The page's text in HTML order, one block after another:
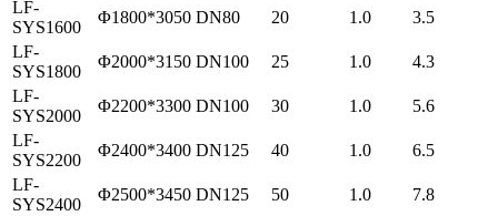
LF-
SYS1600
Φ1800*3050 DN80 20 1.0
3.5
LF-
SYS1800
Φ2000*3150 DN100 25 1.0
4.3
LF-
SYS2000
Φ2200*3300 DN100 30 1.0
5.6
LF-
SYS2200
Φ2400*3400 DN125 40 1.0
6.5
LF-
SYS2400
Φ2500*3450 DN125 50 1.0
7.8